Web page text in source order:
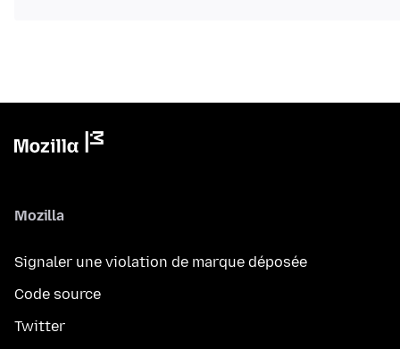
Mozilla
Signaler une violation de marque déposée
Code source
Twitter